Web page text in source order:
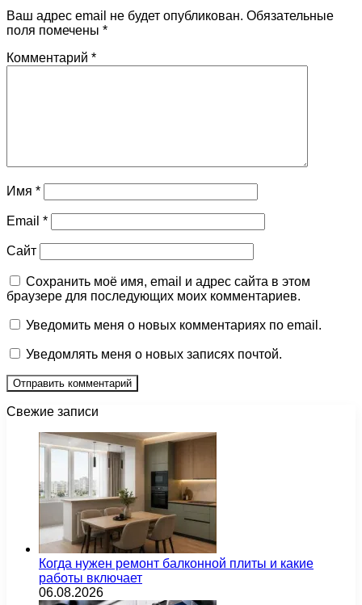
Ваш адрес email не будет опубликован. Обязательные
поля помечены *
Комментарий *
Имя *
Email *
Сайт
Сохранить моё имя, email и адрес сайта в этом
браузере для последующих моих комментариев.
Уведомить меня о новых комментариях по email.
Уведомлять меня о новых записях почтой.
Свежие записи
Когда нужен ремонт балконной плиты и какие
работы включает
06.08.2026